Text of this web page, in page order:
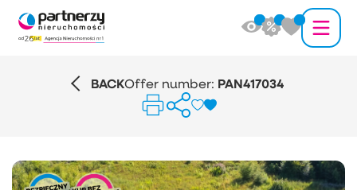
BACKOffer number: PAN417034